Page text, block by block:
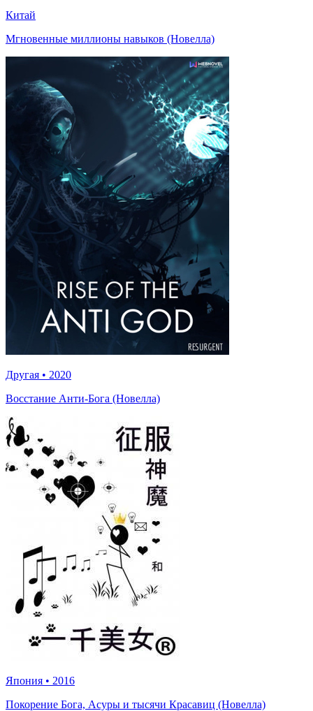
Китай
Мгновенные миллионы навыков (Новелла)
Другая • 2020
Восстание Анти-Бога (Новелла)
Япония • 2016
Покорение Бога, Асуры и тысячи Красавиц (Новелла)